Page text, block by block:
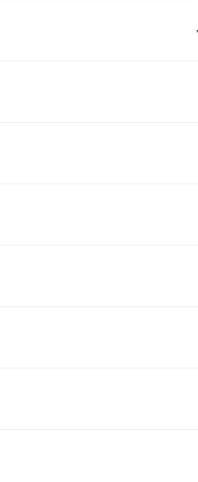
по
Гречневая